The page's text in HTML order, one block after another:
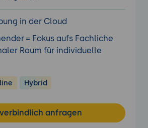
in der Cloud
= Fokus aufs Fachliche
Raum für individuelle
Hybrid
anfragen